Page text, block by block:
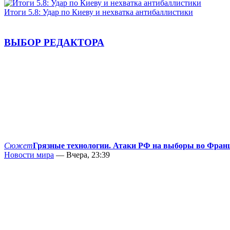
Итоги 5.8: Удар по Киеву и нехватка антибаллистики
ВЫБОР РЕДАКТОРА
СюжетГрязные технологии. Атаки РФ на выборы во
Новости мира — Вчера, 23:39